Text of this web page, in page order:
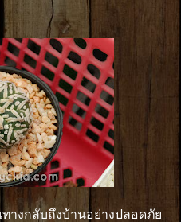
างกลับถึงบ้านอย่างปลอดภัย